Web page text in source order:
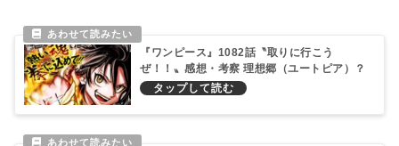
『ワンピース』1082話〝取りに行こう
ぜ！！〟感想・考察 理想郷（ユートピア）？
平穏な暮らし？そんなんじゃねーだろ！「海